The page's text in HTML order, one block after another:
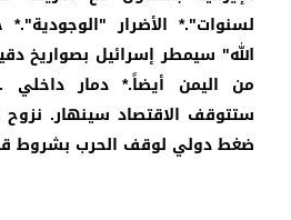
لسنوات".* الأضرار
الله" سيمطر إسرائيل بصواريخ
من اليمن أيضاً.* دمار داخلي
ستتوقف الاقتصاد سينهار.
ضغط دولي لوقف الحرب بشروط